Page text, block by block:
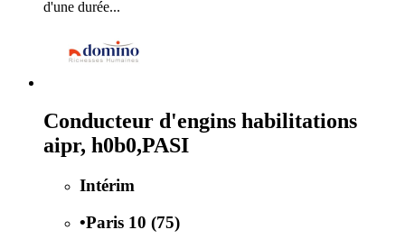
d'une durée...
Conducteur d'engins habilitations
aipr, h0b0,PASI
Intérim
•Paris 10 (75)